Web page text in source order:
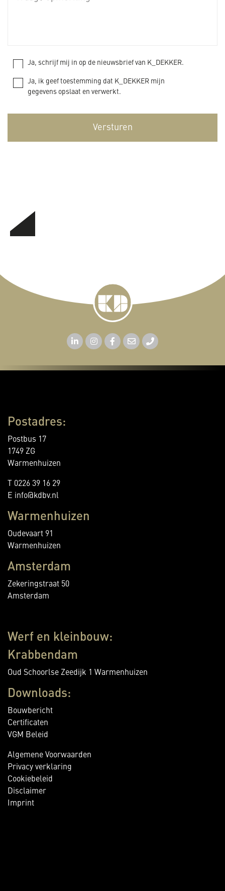
Ja, schrijf mij in op de nieuwsbrief van K_DEKKER.
Ja, ik geef toestemming dat K_DEKKER mijn
gegevens opslaat en verwerkt.
Postadres:
Postbus 17
1749 ZG
Warmenhuizen
T 0226 39 16 29
E info@kdbv.nl
Warmenhuizen
Oudevaart 91
Warmenhuizen
Amsterdam
Zekeringstraat 50
Amsterdam
Werf en kleinbouw:
Krabbendam
Oud Schoorlse Zeedijk 1 Warmenhuizen
Downloads:
Bouwbericht
Certificaten
VGM Beleid
Algemene Voorwaarden
Privacy verklaring
Cookiebeleid
Disclaimer
Imprint